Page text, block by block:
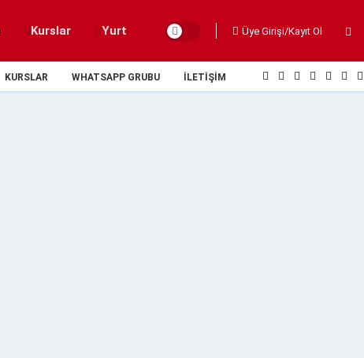
Kurslar Yurt Üye Girişi/Kayıt Ol
KURSLAR WHATSAPP GRUBU İLETIŞIM